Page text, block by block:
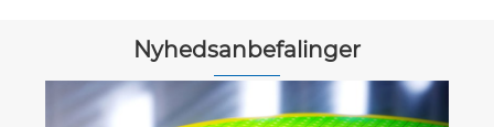
Nyhedsanbefalinger